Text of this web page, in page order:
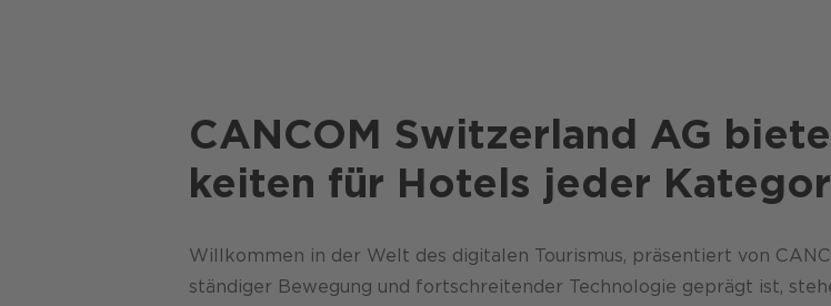
CANCOM Switzerland AG
keiten für Hotels jeder
Willkommen in der Welt des digitalen Tourismus, präsentiert von
ständiger Bewegung und fortschreitender Technologie geprägt ist,